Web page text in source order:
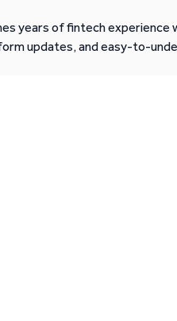
years of fintech experience
updates, and easy-to-